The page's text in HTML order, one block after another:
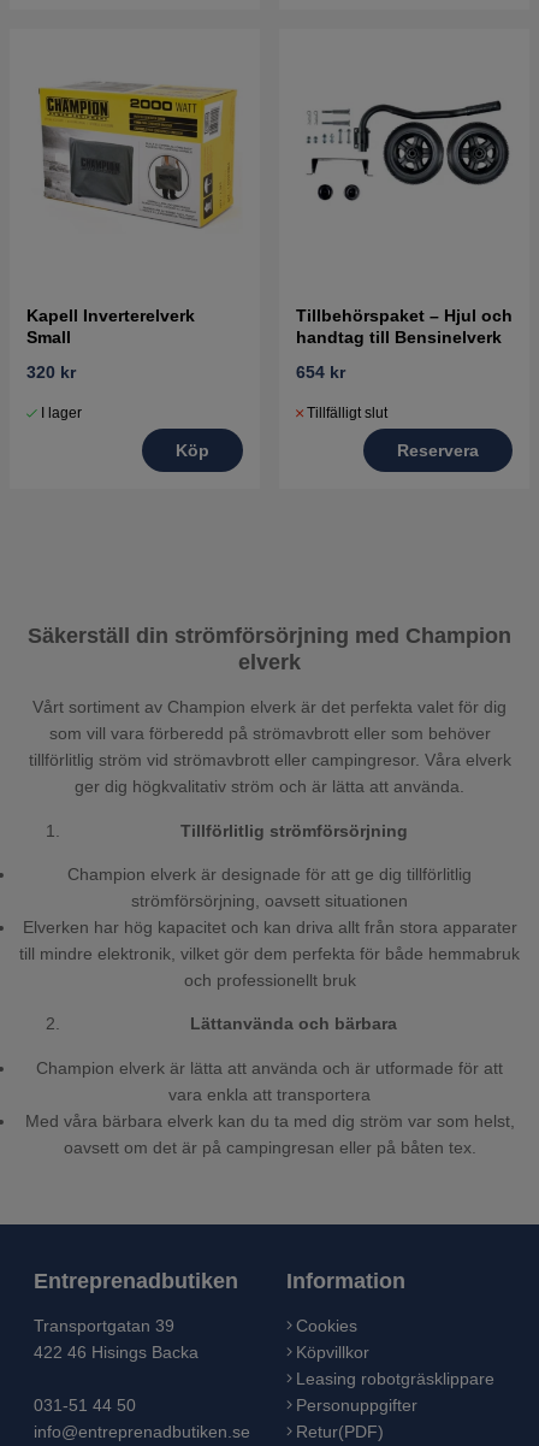
Kapell Inverterelverk
Small
320 kr
I lager
Köp
Tillbehörspaket – Hjul och
handtag till Bensinelverk
654 kr
Tillfälligt slut
Reservera
Säkerställ din strömförsörjning med Champion
elverk
Vårt sortiment av Champion elverk är det perfekta valet för dig
som vill vara förberedd på strömavbrott eller som behöver
tillförlitlig ström vid strömavbrott eller campingresor. Våra elverk
ger dig högkvalitativ ström och är lätta att använda.
Tillförlitlig strömförsörjning
Champion elverk är designade för att ge dig tillförlitlig
strömförsörjning, oavsett situationen
Elverken har hög kapacitet och kan driva allt från stora apparater
till mindre elektronik, vilket gör dem perfekta för både hemmabruk
och professionellt bruk
Lättanvända och bärbara
Champion elverk är lätta att använda och är utformade för att
vara enkla att transportera
Med våra bärbara elverk kan du ta med dig ström var som helst,
oavsett om det är på campingresan eller på båten tex.
Entreprenadbutiken
Transportgatan 39
422 46 Hisings Backa
031-51 44 50
info@entreprenadbutiken.se
Information
Cookies
Köpvillkor
Leasing robotgräsklippare
Personuppgifter
Retur(PDF)